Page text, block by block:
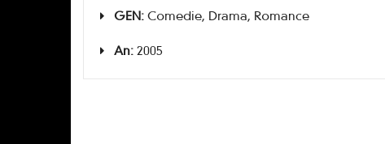
GEN: Comedie, Drama, Romance
An: 2005